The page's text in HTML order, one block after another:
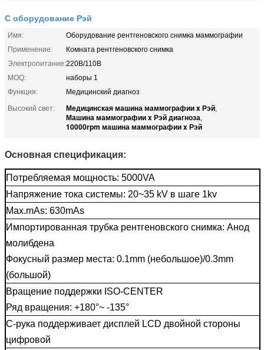
С оборудование Рэй
Имя:
Оборудование рентгеновского снимка маммографии
Применение:
Комната рентгеновского снимка
Электропитание:220В/110В
MOQ:
наборы 1
Функция:
Медицинский диагноз
Высокий свет:
Медицинская машина маммографии x Рэй,
Машина маммографии x Рэй диагноза,
10000rpm машина маммографии x Рэй
Основная спецификация:
Потребляемая мощность: 5000VA
Напряжение тока системы: 20~35 kV в шаге 1kv
Max.mAs: 630mAs
Импортированная трубка рентгеновского снимка: Анод
молибдена
Фокусный размер места: 0.1mm (небольшое)/0.3mm
(большой)
Вращение поддержки ISO-CENTER
Ряд вращения: +180°~ -135°
C-рука поддерживает дисплей LCD двойной стороны
цифровой